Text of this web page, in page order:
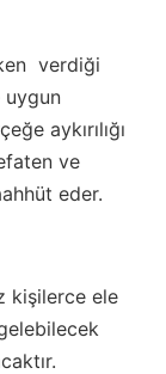
verdiği
uygun
aykırılığı
ve
eder.
kişilerce ele